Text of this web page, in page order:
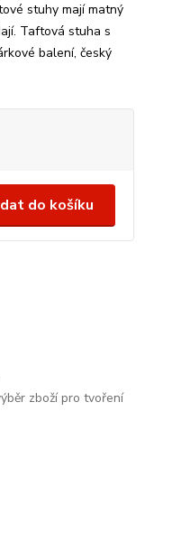
stuhy mají matný
Taftová stuha s
balení, český
do košíku
zboží pro tvoření